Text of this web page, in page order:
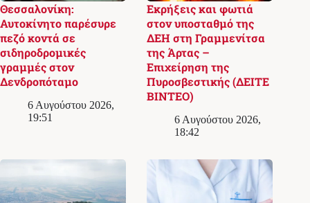
Θεσσαλονίκη:
Αυτοκίνητο παρέσυρε
πεζό κοντά σε
σιδηροδρομικές
γραμμές στον
Δενδροπόταμο
6 Αυγούστου 2026,
19:51
Εκρήξεις και φωτιά
στον υποσταθμό της
ΔΕΗ στη Γραμμενίτσα
της Άρτας –
Επιχείρηση της
Πυροσβεστικής (ΔΕΙΤΕ
ΒΙΝΤΕΟ)
6 Αυγούστου 2026,
18:42